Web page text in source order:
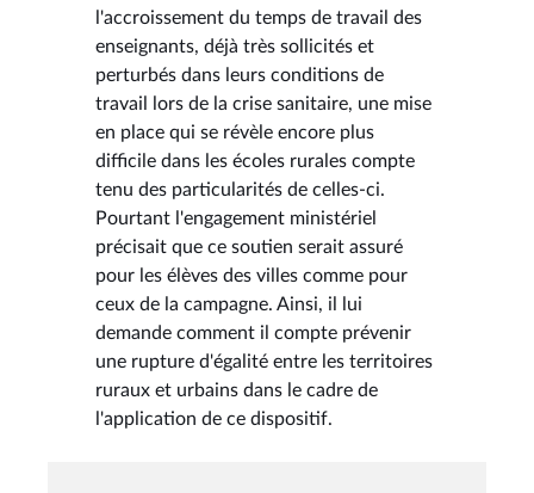
l'accroissement du temps de travail des
enseignants, déjà très sollicités et
perturbés dans leurs conditions de
travail lors de la crise sanitaire, une mise
en place qui se révèle encore plus
difficile dans les écoles rurales compte
tenu des particularités de celles-ci.
Pourtant l'engagement ministériel
précisait que ce soutien serait assuré
pour les élèves des villes comme pour
ceux de la campagne. Ainsi, il lui
demande comment il compte prévenir
une rupture d'égalité entre les territoires
ruraux et urbains dans le cadre de
l'application de ce dispositif.